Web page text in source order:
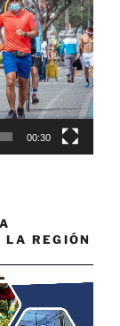
00:30
LA REGIÓN